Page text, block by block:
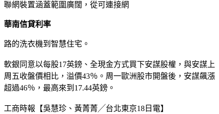
聯網裝置涵蓋範圍廣闊，從可連接網
華南信貸利率
路的洗衣機到智慧住宅。
軟銀同意以每股17英鎊、全現金方式買下安謀股權，與安謀上
周五收盤價相比，溢價43％。周一歐洲股市開盤後，安謀飆漲
超過46％，最高來到17.44英鎊。
工商時報【吳慧珍、黃菁菁╱台北東京18日電】